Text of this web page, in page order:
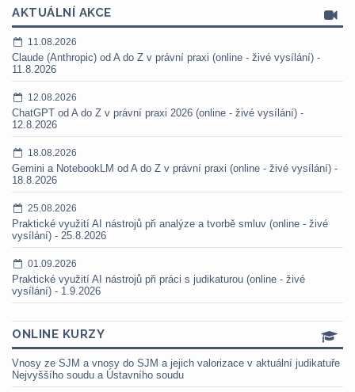
AKTUÁLNÍ AKCE
11.08.2026
Claude (Anthropic) od A do Z v právní praxi (online - živé vysílání) -
11.8.2026
12.08.2026
ChatGPT od A do Z v právní praxi 2026 (online - živé vysílání) -
12.8.2026
18.08.2026
Gemini a NotebookLM od A do Z v právní praxi (online - živé vysílání) -
18.8.2026
25.08.2026
Praktické využití AI nástrojů při analýze a tvorbě smluv (online - živé
vysílání) - 25.8.2026
01.09.2026
Praktické využití AI nástrojů při práci s judikaturou (online - živé
vysílání) - 1.9.2026
ONLINE KURZY
Vnosy ze SJM a vnosy do SJM a jejich valorizace v aktuální judikatuře
Nejvyššího soudu a Ústavního soudu